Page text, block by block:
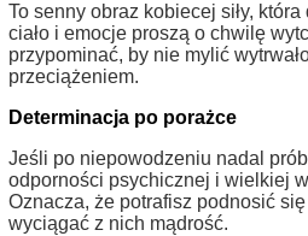
To senny obraz kobiecej siły,
ciało i emocje proszą o chwilę
przypominać, by nie mylić
przeciążeniem.
Determinacja po porażce
Jeśli po niepowodzeniu nadal
odporności psychicznej i wielkiej
Oznacza, że potrafisz podnosić
wyciągać z nich mądrość.